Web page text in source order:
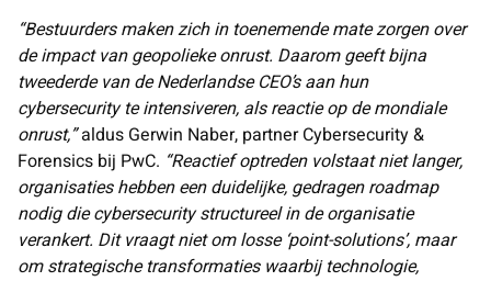
“Bestuurders maken zich in toenemende mate zorgen over
de impact van geopolieke onrust. Daarom geeft bijna
tweederde van de Nederlandse CEO’s aan hun
cybersecurity te intensiveren, als reactie op de mondiale
onrust,”aldus Gerwin Naber, partner Cybersecurity &
Forensics bij PwC. “Reactief optreden volstaat niet langer,
organisaties hebben een duidelijke, gedragen roadmap
nodig die cybersecurity structureel in de organisatie
verankert. Dit vraagt niet om losse ‘point-solutions’, maar
om strategische transformaties waarbij technologie,